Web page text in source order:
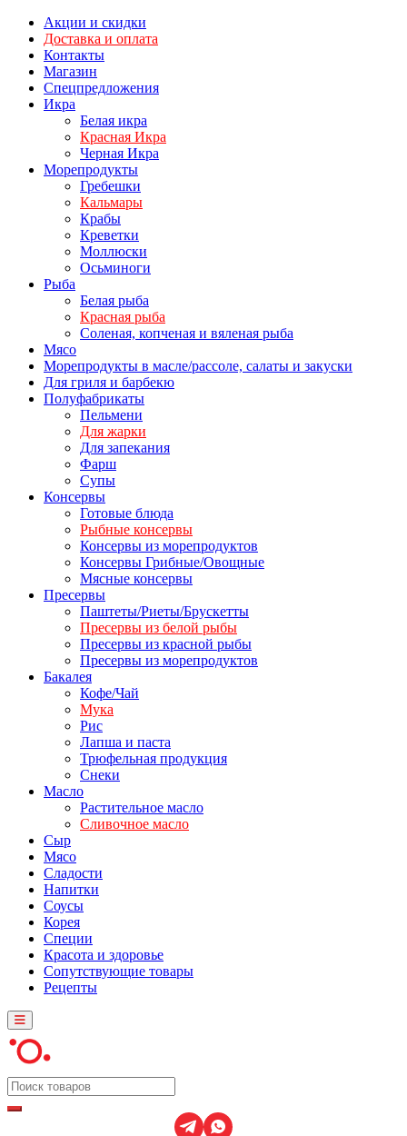
Акции и скидки
Доставка и оплата
Контакты
Магазин
Спецпредложения
Икра
Белая икра
Красная Икра
Черная Икра
Морепродукты
Гребешки
Кальмары
Крабы
Креветки
Моллюски
Осьминоги
Рыба
Белая рыба
Красная рыба
Соленая, копченая и вяленая рыба
Мясо
Морепродукты в масле/рассоле, салаты и закуски
Для гриля и барбекю
Полуфабрикаты
Пельмени
Для жарки
Для запекания
Фарш
Супы
Консервы
Готовые блюда
Рыбные консервы
Консервы из морепродуктов
Консервы Грибные/Овощные
Мясные консервы
Пресервы
Паштеты/Риеты/Брускетты
Пресервы из белой рыбы
Пресервы из красной рыбы
Пресервы из морепродуктов
Бакалея
Кофе/Чай
Мука
Рис
Лапша и паста
Трюфельная продукция
Снеки
Масло
Растительное масло
Сливочное масло
Сыр
Мясо
Сладости
Напитки
Соусы
Корея
Специи
Красота и здоровье
Сопутствующие товары
Рецепты